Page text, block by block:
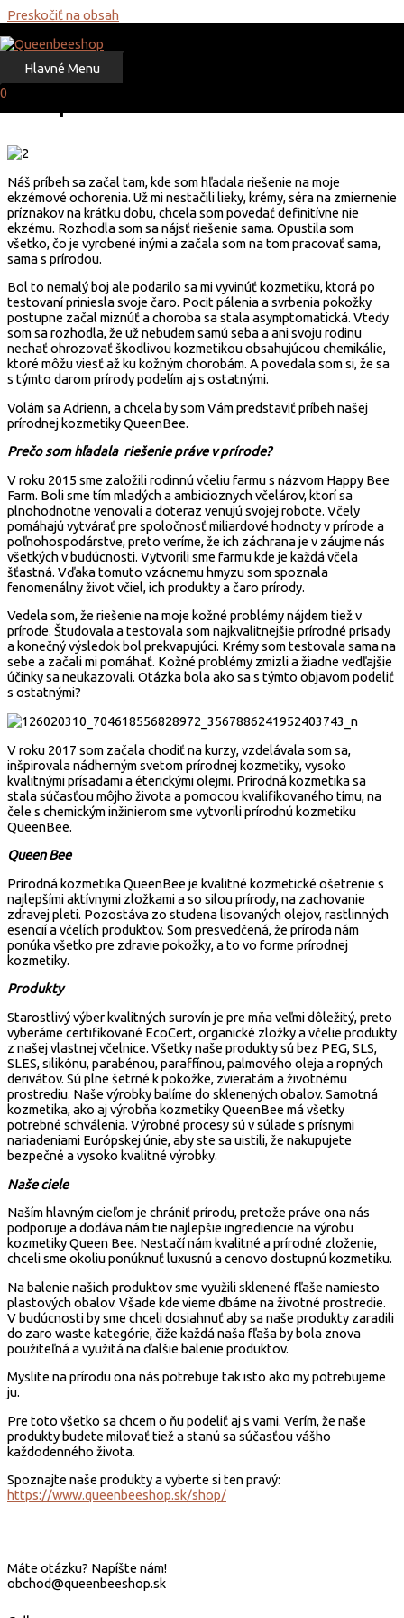
Preskočiť na obsah
Hlavné Menu
0
Náš príbeh sa začal tam, kde som hľadala riešenie na moje
ekzémové ochorenia. Už mi nestačili lieky, krémy, séra na zmiernenie
príznakov na krátku dobu, chcela som povedať definitívne nie
ekzému. Rozhodla som sa nájsť riešenie sama. Opustila som
všetko, čo je vyrobené inými a začala som na tom pracovať sama,
sama s prírodou.
Bol to nemalý boj ale podarilo sa mi vyvinúť kozmetiku, ktorá po
testovaní priniesla svoje čaro. Pocit pálenia a svrbenia pokožky
postupne začal miznúť a choroba sa stala asymptomatická. Vtedy
som sa rozhodla, že už nebudem samú seba a ani svoju rodinu
nechať ohrozovať škodlivou kozmetikou obsahujúcou chemikálie,
ktoré môžu viesť až ku kožným chorobám. A povedala som si, že sa
s týmto darom prírody podelím aj s ostatnými.
Volám sa Adrienn, a chcela by som Vám predstaviť príbeh našej
prírodnej kozmetiky QueenBee.
Prečo som hľadala riešenie práve v prírode?
V roku 2015 sme založili rodinnú včeliu farmu s názvom Happy Bee
Farm. Boli sme tím mladých a ambicioznych včelárov, ktorí sa
plnohodnotne venovali a doteraz venujú svojej robote. Včely
pomáhajú vytvárať pre spoločnosť miliardové hodnoty v prírode a
poľnohospodárstve, preto veríme, že ich záchrana je v záujme nás
všetkých v budúcnosti. Vytvorili sme farmu kde je každá včela
šťastná. Vďaka tomuto vzácnemu hmyzu som spoznala
fenomenálny život včiel, ich produkty a čaro prírody.
Vedela som, že riešenie na moje kožné problémy nájdem tiež v
prírode. Študovala a testovala som najkvalitnejšie prírodné prísady
a konečný výsledok bol prekvapujúci. Krémy som testovala sama na
sebe a začali mi pomáhať. Kožné problémy zmizli a žiadne vedľajšie
účinky sa neukazovali. Otázka bola ako sa s týmto objavom podeliť
s ostatnými?
V roku 2017 som začala chodiť na kurzy, vzdelávala som sa,
inšpirovala nádherným svetom prírodnej kozmetiky, vysoko
kvalitnými prísadami a éterickými olejmi. Prírodná kozmetika sa
stala súčasťou môjho života a pomocou kvalifikovaného tímu, na
čele s chemickým inžinierom sme vytvorili prírodnú kozmetiku
QueenBee.
Queen Bee
Prírodná kozmetika QueenBee je kvalitné kozmetické ošetrenie s
najlepšími aktívnymi zložkami a so silou prírody, na zachovanie
zdravej pleti. Pozostáva zo studena lisovaných olejov, rastlinných
esencií a včelích produktov. Som presvedčená, že príroda nám
ponúka všetko pre zdravie pokožky, a to vo forme prírodnej
kozmetiky.
Produkty
Starostlivý výber kvalitných surovín je pre mňa veľmi dôležitý, preto
vyberáme certifikované EcoCert, organické zložky a včelie produkty
z našej vlastnej včelnice. Všetky naše produkty sú bez PEG, SLS,
SLES, silikónu, parabénou, paraffínou, palmového oleja a ropných
derivátov. Sú plne šetrné k pokožke, zvieratám a životnému
prostrediu. Naše výrobky balíme do sklenených obalov. Samotná
kozmetika, ako aj výrobňa kozmetiky QueenBee má všetky
potrebné schválenia. Výrobné procesy sú v súlade s prísnymi
nariadeniami Európskej únie, aby ste sa uistili, že nakupujete
bezpečné a vysoko kvalitné výrobky.
Naše ciele
Naším hlavným cieľom je chrániť prírodu, pretože práve ona nás
podporuje a dodáva nám tie najlepšie ingrediencie na výrobu
kozmetiky Queen Bee. Nestačí nám kvalitné a prírodné zloženie,
chceli sme okoliu ponúknuť luxusnú a cenovo dostupnú kozmetiku.
Na balenie našich produktov sme využili sklenené fľaše namiesto
plastových obalov. Všade kde vieme dbáme na životné prostredie.
V budúcnosti by sme chceli dosiahnuť aby sa naše produkty zaradili
do zaro waste kategórie, čiže každá naša fľaša by bola znova
použiteľná a využitá na ďalšie balenie produktov.
Myslite na prírodu ona nás potrebuje tak isto ako my potrebujeme
ju.
Pre toto všetko sa chcem o ňu podeliť aj s vami. Verím, že naše
produkty budete milovať tiež a stanú sa súčasťou vášho
každodenného života.
Spoznajte naše produkty a vyberte si ten pravý:
https://www.queenbeeshop.sk/shop/
Máte otázku? Napíšte nám!
obchod@queenbeeshop.sk